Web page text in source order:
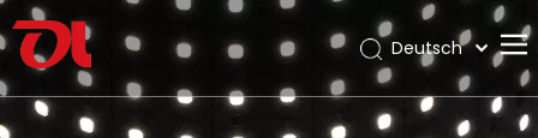
Heim
Deutsch
العربية